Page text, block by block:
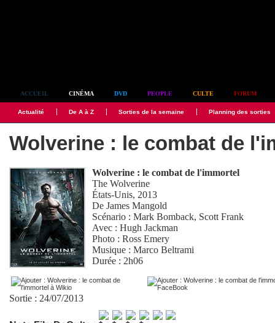
ACCUEIL CINÉMA DVD PEOPLE CULTE FORUM
Actualité De A à Z Sorties de la semaine Planning des sorties
Wolverine : le combat de
Wolverine : le combat de l'immortel
The Wolverine
États-Unis, 2013
DeJames Mangold
Scénario :Mark Bomback, Scott Frank
Avec :Hugh Jackman
Photo :Ross Emery
Musique :Marco Beltrami
Durée : 2h06
Sortie : 24/07/2013